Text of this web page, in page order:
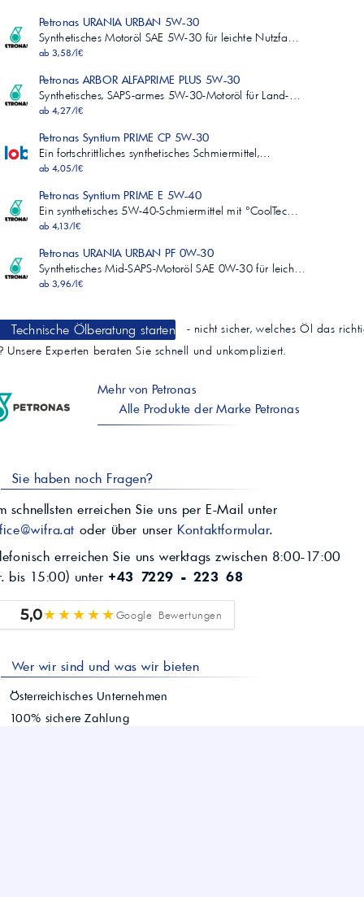
Petronas URANIA URBAN 5W-30
Synthetisches Motoröl SAE 5W-30 für leichte Nutzfa…
ab 3,58/l€
Petronas ARBOR ALFAPRIME PLUS 5W-30
Synthetisches, SAPS-armes 5W-30-Motoröl für Land-…
ab 4,27/l€
Petronas Syntium PRIME CP 5W-30
Ein fortschrittliches synthetisches Schmiermittel,…
ab 4,05/l€
Petronas Syntium PRIME E 5W-40
Ein synthetisches 5W-40-Schmiermittel mit °CoolTec…
ab 4,13/l€
Petronas URANIA URBAN PF 0W-30
Synthetisches Mid-SAPS-Motoröl SAE 0W-30 für leich…
ab 3,96/l€
Technische Ölberatung starten
- nicht sicher, welches Öl das
Unsere Experten beraten Sie schnell und unkompliziert.
Mehr von Petronas
Alle Produkte der Marke Petronas
Sie haben noch Fragen?
schnellsten erreichen Sie uns per E-Mail unter
oder über unser Kontaktformular.
erreichen Sie uns werktags zwischen 8:00-17:00
bis 15:00) unter +43 7229 - 223 68
5,0★★★★★Google Bewertungen
Wer wir sind und was wir bieten
Österreichisches Unternehmen
100% sichere Zahlung